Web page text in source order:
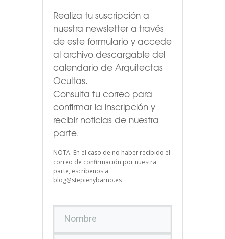
Realiza tu suscripción a
nuestra newsletter a través
de este formulario y accede
al archivo descargable del
calendario de Arquitectas
Ocultas.
Consulta tu correo para
confirmar la inscripción y
recibir noticias de nuestra
parte.
NOTA: En el caso de no haber recibido el
correo de confirmación por nuestra
parte, escríbenos a
blog@stepienybarno.es